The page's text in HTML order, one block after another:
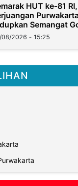
HUT ke-81
Semangat
08/2026 - 15:25